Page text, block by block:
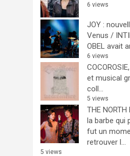
6 views
JOY :
Venus /
OBEL avait
6 views
et musical
coll...
5 views
THE NORTH
la barbe qui
fut un
retrouver l...
5 views